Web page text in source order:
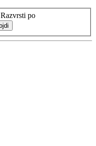
Razvrsti po